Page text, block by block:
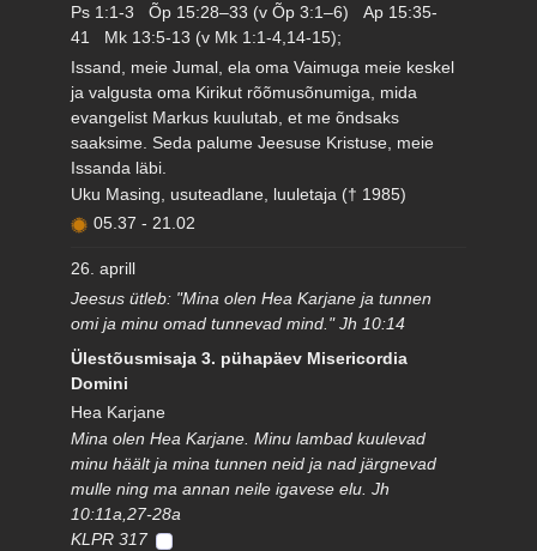
Ps 1:1-3 Õp 15:28–33 (v Õp 3:1–6) Ap 15:35-
41 Mk 13:5-13 (v Mk 1:1-4,14-15);
Issand, meie Jumal, ela oma Vaimuga meie keskel
ja valgusta oma Kirikut rõõmusõnumiga, mida
evangelist Markus kuulutab, et me õndsaks
saaksime. Seda palume Jeesuse Kristuse, meie
Issanda läbi.
Uku Masing, usuteadlane, luuletaja († 1985)
05.37 - 21.02
26. aprill
Jeesus ütleb: "Mina olen Hea Karjane ja tunnen
omi ja minu omad tunnevad mind." Jh 10:14
Ülestõusmisaja 3. pühapäev Misericordia
Domini
Hea Karjane
Mina olen Hea Karjane. Minu lambad kuulevad
minu häält ja mina tunnen neid ja nad järgnevad
mulle ning ma annan neile igavese elu. Jh
10:11a,27-28a
KLPR 317